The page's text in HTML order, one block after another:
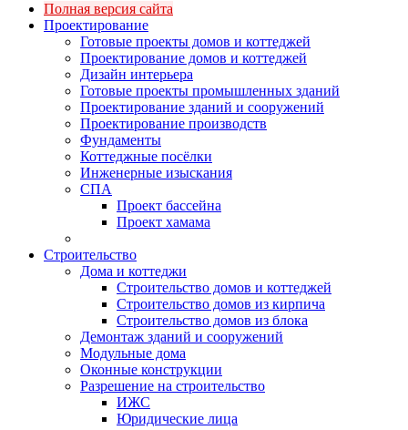
Полная версия сайта
Проектирование
Готовые проекты домов и коттеджей
Проектирование домов и коттеджей
Дизайн интерьера
Готовые проекты промышленных зданий
Проектирование зданий и сооружений
Проектирование производств
Фундаменты
Коттеджные посёлки
Инженерные изыскания
СПА
Проект бассейна
Проект хамама
Строительство
Дома и коттеджи
Строительство домов и коттеджей
Строительство домов из кирпича
Строительство домов из блока
Демонтаж зданий и сооружений
Модульные дома
Оконные конструкции
Разрешение на строительство
ИЖС
Юридические лица